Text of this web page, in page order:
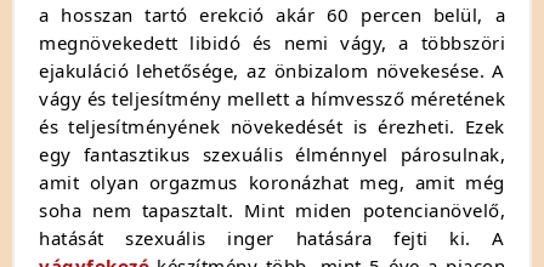
a hosszan tartó erekció akár 60 percen belül, a
megnövekedett libidó és nemi vágy, a többszöri
ejakuláció lehetősége, az önbizalom növekesése. A
vágy és teljesítmény mellett a hímvessző méretének
és teljesítményének növekedését is érezheti. Ezek
egy fantasztikus szexuális élménnyel párosulnak,
amit olyan orgazmus koronázhat meg, amit még
soha nem tapasztalt. Mint miden potencianövelő,
hatását szexuális inger hatására fejti ki. A